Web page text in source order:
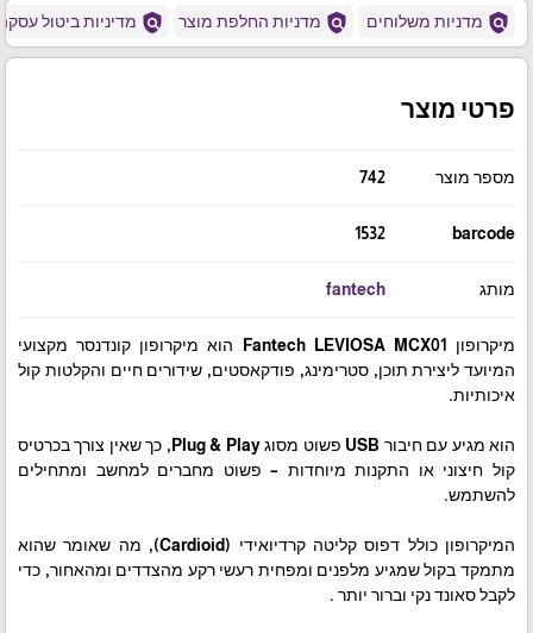
policy מדניות משלוחים policy מדניות החלפת מוצר policy מדיניות ביטול
פרטי מוצר
מספר מוצר 742
barcode
1532
מותג fantech
מיקרופון Fantech LEVIOSA MCX01 הוא מיקרופון קונדנסר מקצועי
המיועד ליצירת תוכן, סטרימינג, פודקאסטים, שידורים חיים והקלטות קול
איכותיות.
הוא מגיע עם חיבור USB פשוט מסוג Plug & Play, כך שאין צורך בכרטיס
קול חיצוני או התקנות מיוחדות – פשוט מחברים למחשב ומתחילים
להשתמש.
המיקרופון כולל דפוס קליטה קרדיואידי (Cardioid), מה שאומר שהוא
מתמקד בקול שמגיע מלפנים ומפחית רעשי רקע מהצדדים ומהאחור, כדי
לקבל סאונד נקי וברור יותר .